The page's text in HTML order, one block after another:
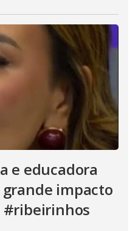
e educadora
impacto
#ribeirinhos